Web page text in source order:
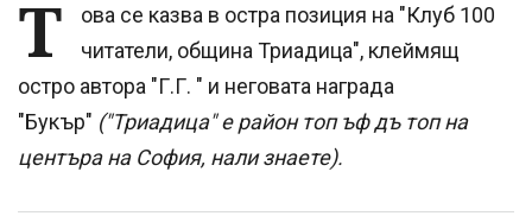
Т
ова се казва в остра позиция на "Клуб 100
читатели, община Триадица", клеймящ
остро автора "Г.Г. " и неговата награда
"Букър" ("Триадица" е район топ ъф дъ топ на
центъра на София, нали знаете).